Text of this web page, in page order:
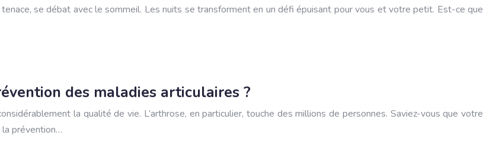
se débat avec le sommeil. Les nuits se transforment en un défi épuisant pour vous et votre petit. Est-ce que
des maladies articulaires ?
la qualité de vie. L’arthrose, en particulier, touche des millions de personnes. Saviez-vous que votre
prévention…